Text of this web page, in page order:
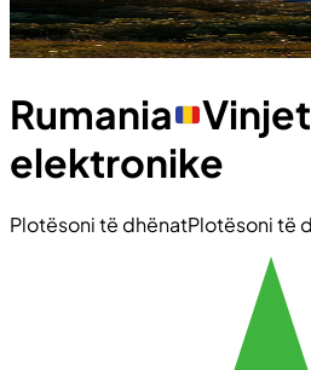
Rumania
elektronike
Plotësoni të dhënatPlotësoni të